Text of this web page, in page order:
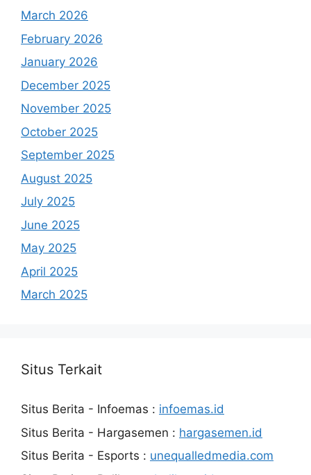
March 2026
February 2026
January 2026
December 2025
November 2025
October 2025
September 2025
August 2025
July 2025
June 2025
May 2025
April 2025
March 2025
Situs Terkait
Situs Berita - Infoemas : infoemas.id
Situs Berita - Hargasemen : hargasemen.id
Situs Berita - Esports : unequalledmedia.com